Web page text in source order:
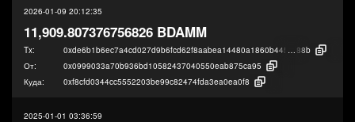
2026-01-09 20:12:35
11,909.807376756826 BDAMM
Tx: 0xde6b1b6ec7a4cd027d9b6fcd62f8aabea14480a1860b44592d1bf8abe771a
88b
От:
0x0999033a70b936bd10582437040550eab875ca95
Куда:
0xf8cfd0344cc5552203be99c82474fda3ea0ea0f8
2025-01-01 03:36:59